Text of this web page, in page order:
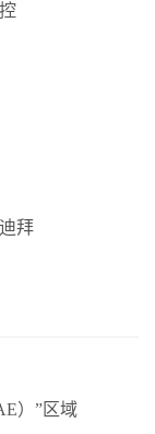
拜
）”区域